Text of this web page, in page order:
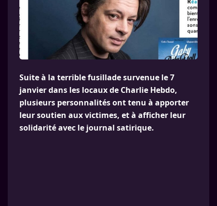
Suite à la terrible fusillade survenue le 7
janvier dans les locaux de Charlie Hebdo,
plusieurs personnalités ont tenu à apporter
leur soutien aux victimes, et à afficher leur
solidarité avec le journal satirique.